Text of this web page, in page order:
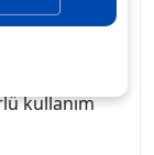
kolay
kullanım